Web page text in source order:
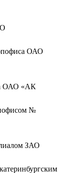
ОАО
ОАО «АК
№
ЗАО